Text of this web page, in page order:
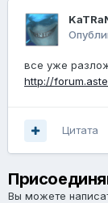
все уже
http://
Цитата
Вы можете